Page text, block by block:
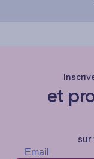
et
sur